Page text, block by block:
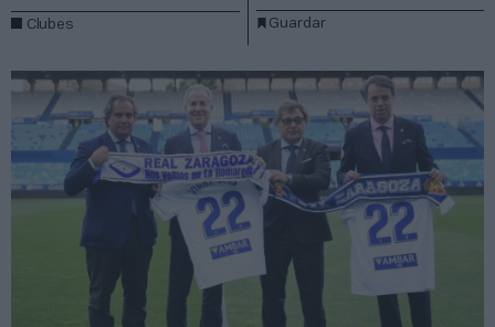
Clubes Guardar